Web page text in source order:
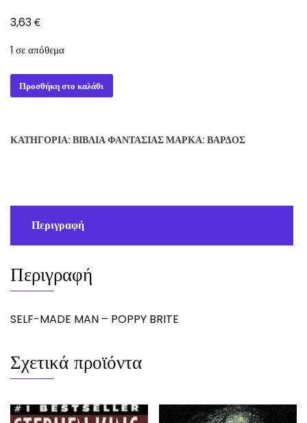
3,63€
1 σε απόθεμα
SELF-
MADE
POPPY
Προσθήκη στο καλάθι
ΚΑΤΗΓΟΡΊΑ: ΒΙΒΛΊΑ ΦΑΝΤΑΣΊΑΣΜΆΡΚΑ: ΒΆΡΔΟΣ
Περιγραφή
Περιγραφή
SELF-MADE MAN – POPPY BRITE
Σχετικά προϊόντα